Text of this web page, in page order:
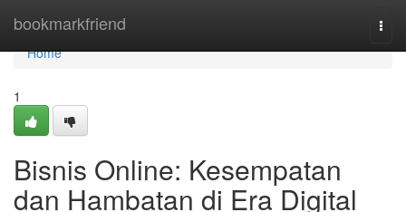
bookmarkfriend
Home
Home
1
Bisnis Online: Kesempatan
dan Hambatan di Era Digital